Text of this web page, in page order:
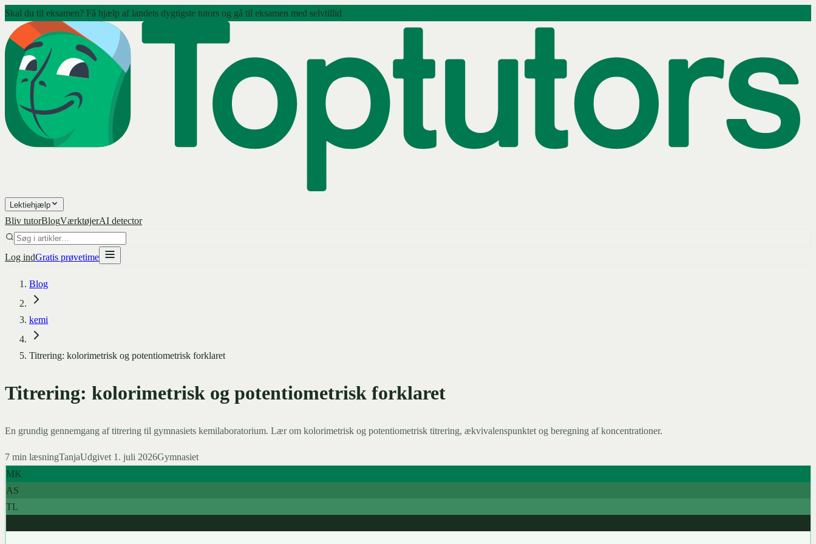
Skal du til eksamen? Få hjælp af landets dygtigste tutors og gå til eksamen med selvtillid
Lektiehjælp
Bliv tutorBlogVærktøjerAI detector
Log indGratis prøvetime
Blog
kemi
Titrering: kolorimetrisk og potentiometrisk forklaret
Titrering: kolorimetrisk og potentiometrisk forklaret
En grundig gennemgang af titrering til gymnasiets kemilaboratorium. Lær om kolorimetrisk og potentiometrisk titrering, ækvivalenspunktet og beregning af koncentrationer.
7 min læsningTanjaUdgivet 1. juli 2026Gymnasiet
MK
AS
TL